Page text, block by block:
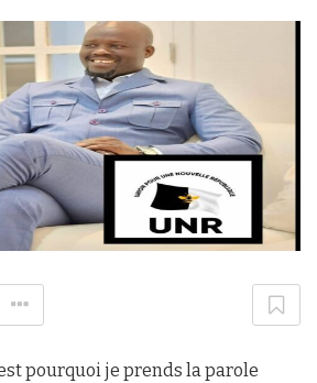
pourquoi je prends la parole